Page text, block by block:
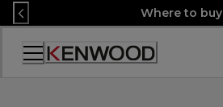
Skip
to
Content
Where to buy
Accessibility